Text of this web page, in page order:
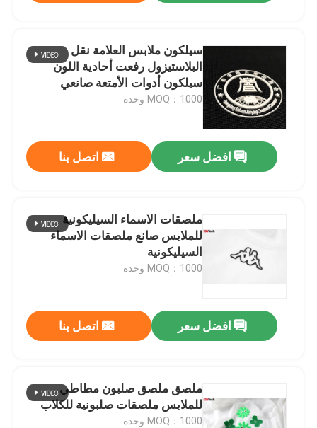
سيلكون ملابس العلامة نقل
البلاستيزول رفعت أحادية اللون
سيلكون أدوات الأمتعة صانعي
MOQ：1000 وحدة
افضل سعر اتصل بنا
ملصقات الاسماء السيليكونية
للملابس صانع ملصقات الاسماء
السيليكونية
MOQ：1000 وحدة
افضل سعر اتصل بنا
ملصق ملصق صلبون مطاطي
للملابس ملصقات صلبونية للكلاب
MOQ：1000 وحدة